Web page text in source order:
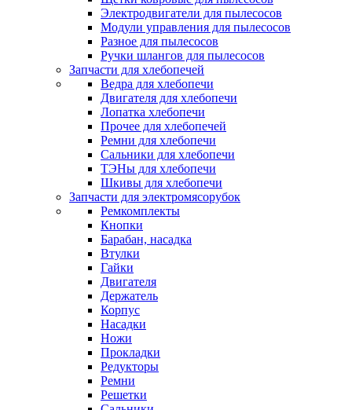
Электродвигатели для пылесосов
Модули управления для пылесосов
Разное для пылесосов
Ручки шлангов для пылесосов
Запчасти для хлебопечей
Ведра для хлебопечи
Двигателя для хлебопечи
Лопатка хлебопечи
Прочее для хлебопечей
Ремни для хлебопечи
Сальники для хлебопечи
ТЭНы для хлебопечи
Шкивы для хлебопечи
Запчасти для электромясорубок
Ремкомплекты
Кнопки
Барабан, насадка
Втулки
Гайки
Двигателя
Держатель
Корпус
Насадки
Ножи
Прокладки
Редукторы
Ремни
Решетки